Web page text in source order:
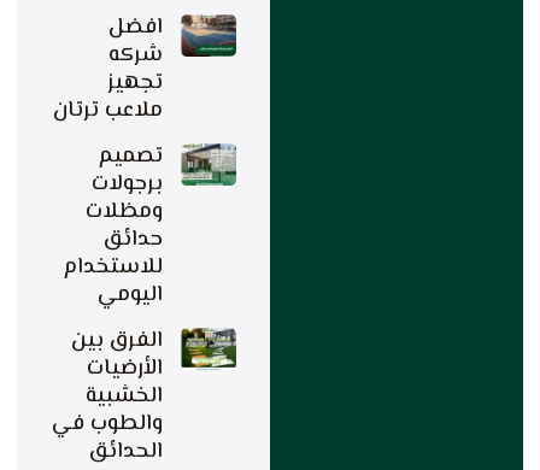
افضل
شركه
تجهيز
ملاعب ترتان
تصميم
برجولات
ومظلات
حدائق
للاستخدام
اليومي
الفرق بين
الأرضيات
الخشبية
والطوب في
الحدائق